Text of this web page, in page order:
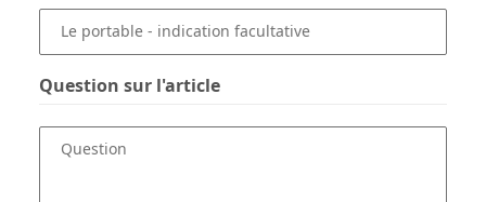
Le portable - indication facultative
Question sur l'article
Question